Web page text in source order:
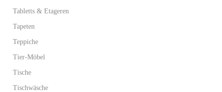
Tabletts & Etageren
Tapeten
Teppiche
Tier-Möbel
Tische
Tischwäsche